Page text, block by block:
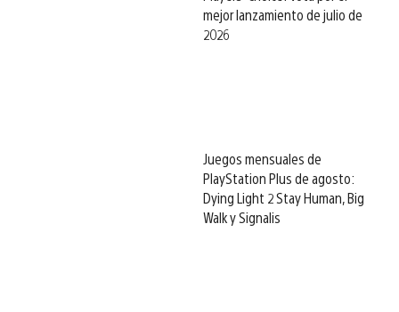
mejor lanzamiento de julio de
2026
Juegos mensuales de
PlayStation Plus de agosto:
Dying Light 2 Stay Human, Big
Walk y Signalis